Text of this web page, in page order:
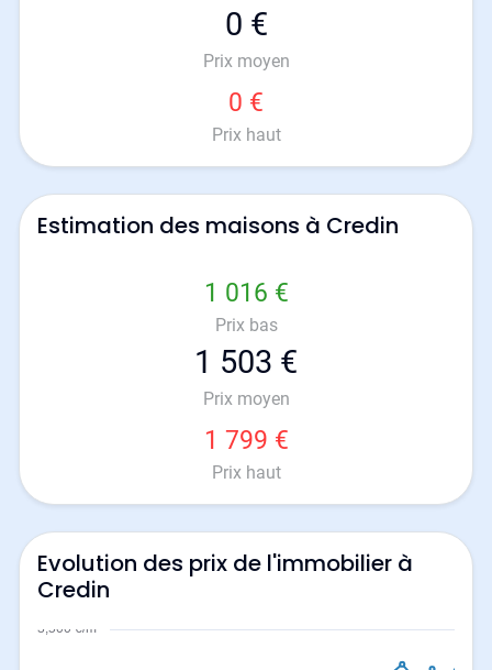
0 €
Prix moyen
0 €
Prix haut
Estimation des maisons à Credin
1 016 €
Prix bas
1 503 €
Prix moyen
1 799 €
Prix haut
Evolution des prix de l'immobilier à
Credin